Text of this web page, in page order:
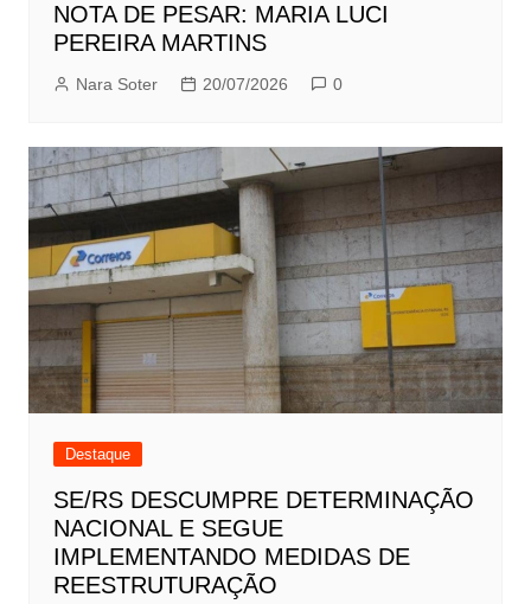
NOTA DE PESAR: MARIA LUCI
PEREIRA MARTINS
Nara Soter 20/07/2026 0
Destaque
SE/RS DESCUMPRE DETERMINAÇÃO
NACIONAL E SEGUE
IMPLEMENTANDO MEDIDAS DE
REESTRUTURAÇÃO